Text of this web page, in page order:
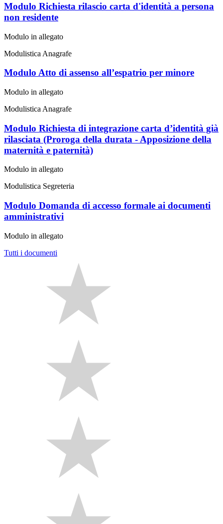
Modulo Richiesta rilascio carta d'identità a persona
non residente
Modulo in allegato
Modulistica Anagrafe
Modulo Atto di assenso all’espatrio per minore
Modulo in allegato
Modulistica Anagrafe
Modulo Richiesta di integrazione carta d’identità già
rilasciata (Proroga della durata - Apposizione della
maternità e paternità)
Modulo in allegato
Modulistica Segreteria
Modulo Domanda di accesso formale ai documenti
amministrativi
Modulo in allegato
Tutti i documenti